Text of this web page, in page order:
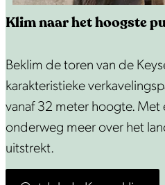
Klim naar het hoogste
K
l
i
m
n
a
Beklim de toren van de
karakteristieke
vanaf 32 meter hoogte.
onderweg meer over het
uitstrekt.